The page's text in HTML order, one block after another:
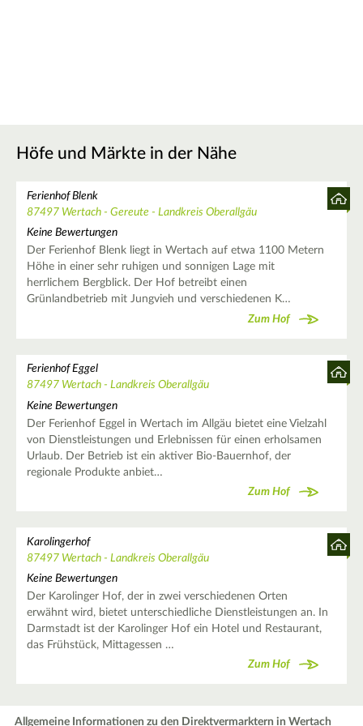
Höfe und Märkte in der Nähe
Ferienhof Blenk
87497 Wertach - Gereute - Landkreis Oberallgäu
Keine Bewertungen
Der Ferienhof Blenk liegt in Wertach auf etwa 1100 Metern
Höhe in einer sehr ruhigen und sonnigen Lage mit
herrlichem Bergblick. Der Hof betreibt einen
Grünlandbetrieb mit Jungvieh und verschiedenen K…
Zum Hof
Ferienhof Eggel
87497 Wertach - Landkreis Oberallgäu
Keine Bewertungen
Der Ferienhof Eggel in Wertach im Allgäu bietet eine Vielzahl
von Dienstleistungen und Erlebnissen für einen erholsamen
Urlaub. Der Betrieb ist ein aktiver Bio-Bauernhof, der
regionale Produkte anbiet…
Zum Hof
Karolingerhof
87497 Wertach - Landkreis Oberallgäu
Keine Bewertungen
Der Karolinger Hof, der in zwei verschiedenen Orten
erwähnt wird, bietet unterschiedliche Dienstleistungen an. In
Darmstadt ist der Karolinger Hof ein Hotel und Restaurant,
das Frühstück, Mittagessen …
Zum Hof
Allgemeine Informationen zu den Direktvermarktern in Wertach